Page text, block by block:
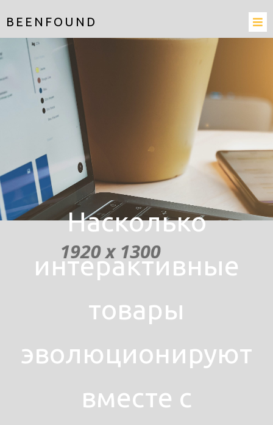
BEENFOUND
Насколько
интерактивные
товары
эволюционируют
вместе с